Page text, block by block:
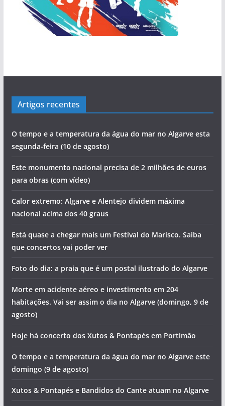
Artigos recentes
O tempo e a temperatura da água do mar no Algarve esta
segunda-feira (10 de agosto)
Este monumento nacional precisa de 2 milhões de euros
para obras (com vídeo)
Calor extremo: Algarve e Alentejo dividem máxima
nacional acima dos 40 graus
Está quase a chegar mais um Festival do Marisco. Saiba
que concertos vai poder ver
Foto do dia: a praia que é um postal ilustrado do Algarve
Morte em acidente aéreo e investimento em 204
habitações. Vai ser assim o dia no Algarve (domingo, 9 de
agosto)
Hoje há concerto dos Xutos & Pontapés em Portimão
O tempo e a temperatura da água do mar no Algarve este
domingo (9 de agosto)
Xutos & Pontapés e Bandidos do Cante atuam no Algarve